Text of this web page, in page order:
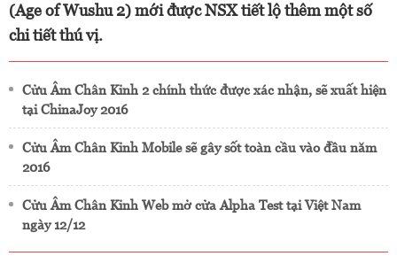
(Age of Wushu 2) mới được NSX tiết lộ thêm một số
chi tiết thú vị.
Cửu Âm Chân Kinh 2 chính thức được xác nhận, sẽ xuất hiện
tại ChinaJoy 2016
Cửu Âm Chân Kinh Mobile sẽ gây sốt toàn cầu vào đầu năm
2016
Cửu Âm Chân Kinh Web mở cửa Alpha Test tại Việt Nam
ngày 12/12